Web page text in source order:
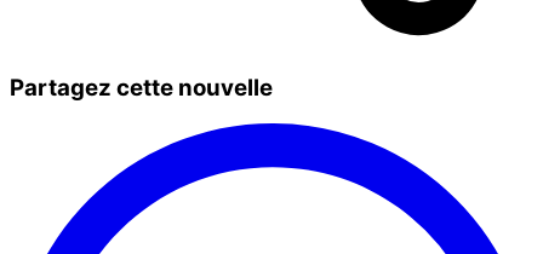
Partagez cette nouvelle